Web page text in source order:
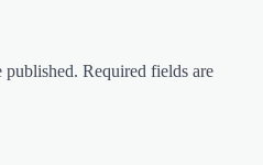
published. Required fields are